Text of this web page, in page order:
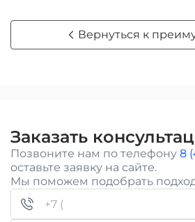
Вернуться к
Заказать
Позвоните нам по телефону 8
оставьте заявку на сайте.
Мы поможем подобрать